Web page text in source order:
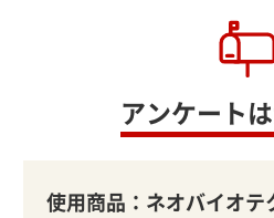
アンケート
使用商品： ネオバイオ